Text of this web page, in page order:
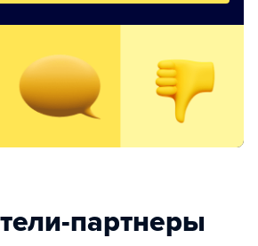
партнеры